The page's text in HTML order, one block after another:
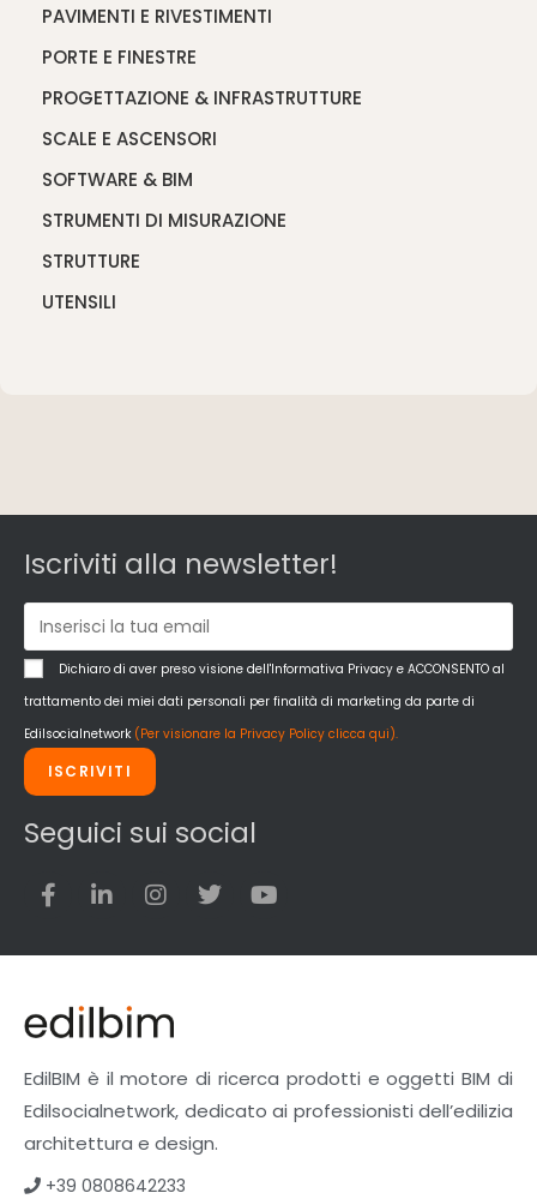
PAVIMENTI E RIVESTIMENTI
PORTE E FINESTRE
PROGETTAZIONE & INFRASTRUTTURE
SCALE E ASCENSORI
SOFTWARE & BIM
STRUMENTI DI MISURAZIONE
STRUTTURE
UTENSILI
Iscriviti alla newsletter!
Dichiaro di aver preso visione dell'Informativa Privacy e ACCONSENTO al
trattamento dei miei dati personali per finalità di marketing da parte di
Edilsocialnetwork (Per visionare la Privacy Policy clicca qui).
ISCRIVITI
Seguici sui social
EdilBIM è il motore di ricerca prodotti e oggetti BIM di
Edilsocialnetwork, dedicato ai professionisti dell’edilizia
architettura e design.
+39 0808642233